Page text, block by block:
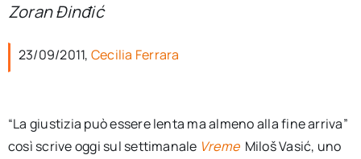
Newsletter
Zoran Đinđić
23/09/2011, Cecilia Ferrara
“La giustizia può essere lenta ma almeno alla fine arriva”
così scrive oggi sul settimanale Vreme Miloš Vasić, uno